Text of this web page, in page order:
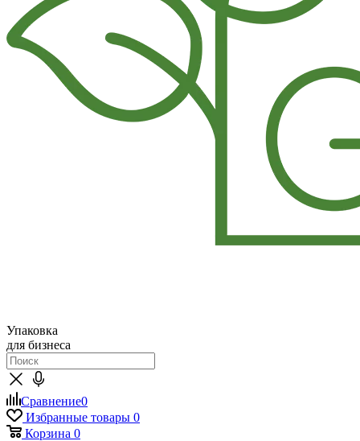
Упаковка
для бизнеса
Сравнение0
Избранные товары 0
Корзина 0